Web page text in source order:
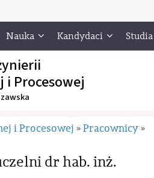
Nauka Kandydaci Studia
i Procesowej
i Procesowej » Pracownicy »
dr hab. inż.